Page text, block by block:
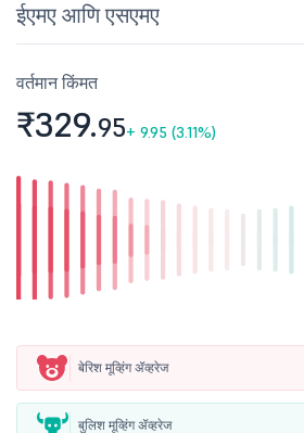
ईएमए आणि एसएमए
वर्तमान किंमत
₹329.95+ 9.95 (3.11%)
बेरिश मूव्हिंग ॲव्हरेज
बुलिश मूव्हिंग ॲव्हरेज